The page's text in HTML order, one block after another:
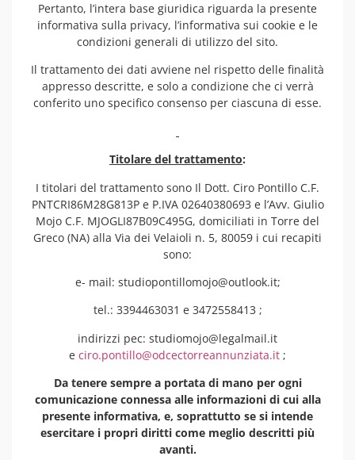
Pertanto, l’intera base giuridica riguarda la presente
informativa sulla privacy, l’informativa sui cookie e le
condizioni generali di utilizzo del sito.
Il trattamento dei dati avviene nel rispetto delle finalità
appresso descritte, e solo a condizione che ci verrà
conferito uno specifico consenso per ciascuna di esse.
Titolare del trattamento:
I titolari del trattamento sono Il Dott. Ciro Pontillo C.F.
PNTCRI86M28G813P e P.IVA 02640380693 e l’Avv. Giulio
Mojo C.F. MJOGLI87B09C495G, domiciliati in Torre del
Greco (NA) alla Via dei Velaioli n. 5, 80059 i cui recapiti
sono:
e- mail: studiopontillomojo@outlook.it;
tel.: 3394463031 e 3472558413 ;
indirizzi pec: studiomojo@legalmail.it
e ciro.pontillo@odcectorreannunziata.it ;
Da tenere sempre a portata di mano per ogni
comunicazione connessa alle informazioni di cui alla
presente informativa, e, soprattutto se si intende
esercitare i propri diritti come meglio descritti più
avanti.